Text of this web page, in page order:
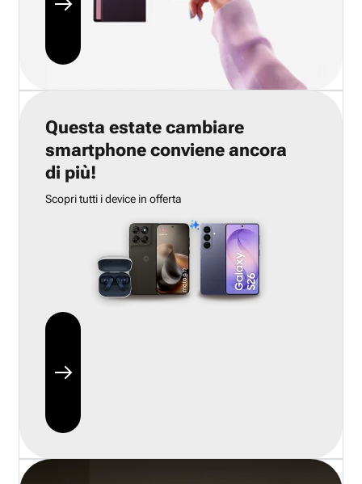
Questa estate cambiare
smartphone conviene ancora
di più!
Scopri tutti i device in offerta